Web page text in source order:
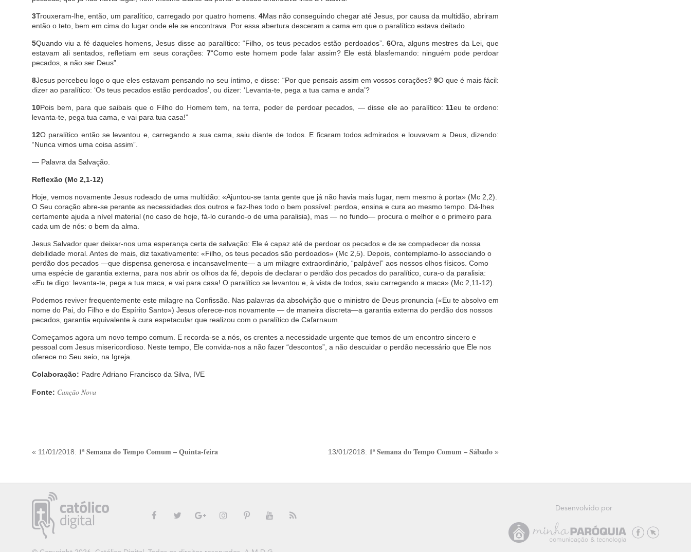
3Trouxeram-lhe, então, um paralítico, carregado por quatro homens. 4Mas não conseguindo chegar até Jesus, por causa da multidão, abriram
então o teto, bem em cima do lugar onde ele se encontrava. Por essa abertura desceram a cama em que o paralítico estava deitado.
5Quando viu a fé daqueles homens, Jesus disse ao paralítico: “Filho, os teus pecados estão perdoados”. 6Ora, alguns mestres da Lei, que
estavam ali sentados, refletiam em seus corações: 7“Como este homem pode falar assim? Ele está blasfemando: ninguém pode perdoar
pecados, a não ser Deus”.
8Jesus percebeu logo o que eles estavam pensando no seu íntimo, e disse: “Por que pensais assim em vossos corações? 9O que é mais fácil:
dizer ao paralítico: ‘Os teus pecados estão perdoados’, ou dizer: ‘Levanta-te, pega a tua cama e anda’?
10Pois bem, para que saibais que o Filho do Homem tem, na terra, poder de perdoar pecados, — disse ele ao paralítico: 11eu te ordeno:
levanta-te, pega tua cama, e vai para tua casa!”
12O paralítico então se levantou e, carregando a sua cama, saiu diante de todos. E ficaram todos admirados e louvavam a Deus, dizendo:
“Nunca vimos uma coisa assim”.
— Palavra da Salvação.
Reflexão (Mc 2,1-12)
Hoje, vemos novamente Jesus rodeado de uma multidão: «Ajuntou-se tanta gente que já não havia mais lugar, nem mesmo à porta» (Mc 2,2).
O Seu coração abre-se perante as necessidades dos outros e faz-lhes todo o bem possível: perdoa, ensina e cura ao mesmo tempo. Dá-lhes
certamente ajuda a nível material (no caso de hoje, fá-lo curando-o de uma paralisia), mas — no fundo— procura o melhor e o primeiro para
cada um de nós: o bem da alma.
Jesus Salvador quer deixar-nos uma esperança certa de salvação: Ele é capaz até de perdoar os pecados e de se compadecer da nossa
debilidade moral. Antes de mais, diz taxativamente: «Filho, os teus pecados são perdoados» (Mc 2,5). Depois, contemplamo-lo associando o
perdão dos pecados —que dispensa generosa e incansavelmente— a um milagre extraordinário, “palpável” aos nossos olhos físicos. Como
uma espécie de garantia externa, para nos abrir os olhos da fé, depois de declarar o perdão dos pecados do paralítico, cura-o da paralisia:
«Eu te digo: levanta-te, pega a tua maca, e vai para casa! O paralítico se levantou e, à vista de todos, saiu carregando a maca» (Mc 2,11-12).
Podemos reviver frequentemente este milagre na Confissão. Nas palavras da absolvição que o ministro de Deus pronuncia («Eu te absolvo em
nome do Pai, do Filho e do Espírito Santo») Jesus oferece-nos novamente — de maneira discreta—a garantia externa do perdão dos nossos
pecados, garantia equivalente à cura espetacular que realizou com o paralítico de Cafarnaum.
Começamos agora um novo tempo comum. E recorda-se a nós, os crentes a necessidade urgente que temos de um encontro sincero e
pessoal com Jesus misericordioso. Neste tempo, Ele convida-nos a não fazer “descontos”, a não descuidar o perdão necessário que Ele nos
oferece no Seu seio, na Igreja.
Colaboração: Padre Adriano Francisco da Silva, IVE
Fonte: Canção Nova
« 11/01/2018: 1ª Semana do Tempo Comum – Quinta-feira 13/01/2018: 1ª Semana do Tempo Comum – Sábado »
Desenvolvido por